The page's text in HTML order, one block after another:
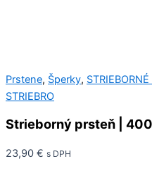
Prstene, Šperky,
STRIEBRO
Strieborný prsteň |
23,90 € s DPH